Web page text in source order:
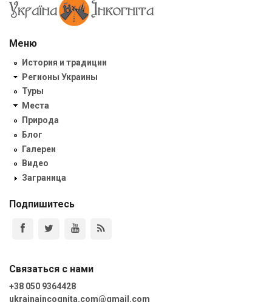
Меню
История и традиции
Регионы Украины
Туры
Места
Природа
Блог
Галереи
Видео
Заграница
Подпишитесь
Связаться с нами
+38 050 9364428
ukrainaincognita.com@gmail.com